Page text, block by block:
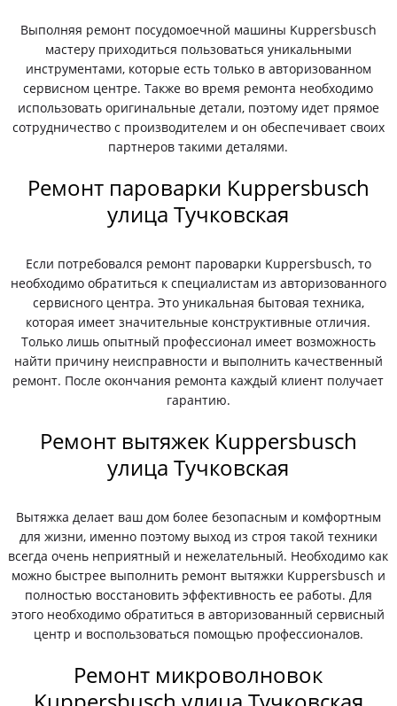
Выполняя ремонт посудомоечной машины Kuppersbusch
мастеру приходиться пользоваться уникальными
инструментами, которые есть только в авторизованном
сервисном центре. Также во время ремонта необходимо
использовать оригинальные детали, поэтому идет прямое
сотрудничество с производителем и он обеспечивает своих
партнеров такими деталями.
Ремонт пароварки Kuppersbusch
улица Тучковская
Если потребовался ремонт пароварки Kuppersbusch, то
необходимо обратиться к специалистам из авторизованного
сервисного центра. Это уникальная бытовая техника,
которая имеет значительные конструктивные отличия.
Только лишь опытный профессионал имеет возможность
найти причину неисправности и выполнить качественный
ремонт. После окончания ремонта каждый клиент получает
гарантию.
Ремонт вытяжек Kuppersbusch
улица Тучковская
Вытяжка делает ваш дом более безопасным и комфортным
для жизни, именно поэтому выход из строя такой техники
всегда очень неприятный и нежелательный. Необходимо как
можно быстрее выполнить ремонт вытяжки Kuppersbusch и
полностью восстановить эффективность ее работы. Для
этого необходимо обратиться в авторизованный сервисный
центр и воспользоваться помощью профессионалов.
Ремонт микроволновок